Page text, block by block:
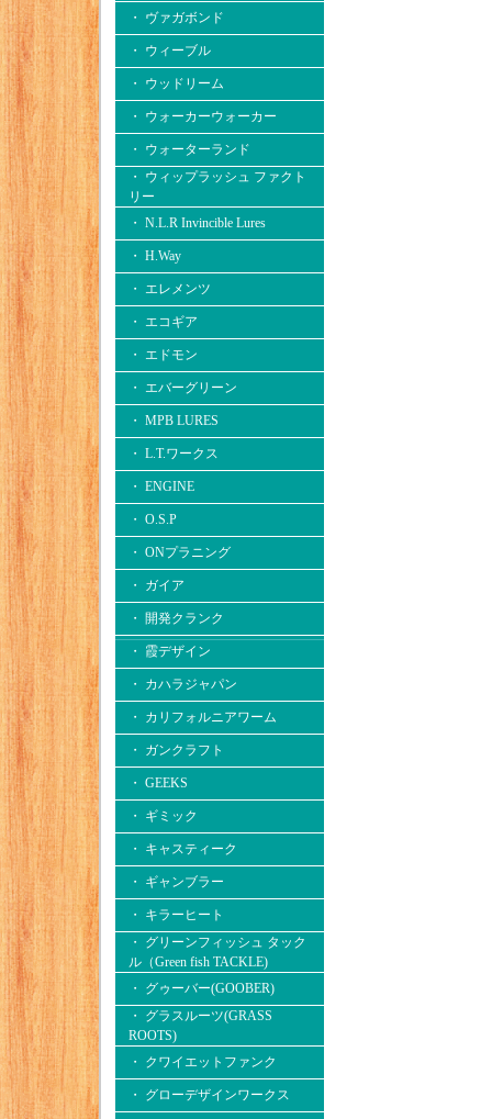
・ ヴァガボンド
・ ウィーブル
・ ウッドリーム
・ ウォーカーウォーカー
・ ウォーターランド
・ ウィップラッシュ ファクト
リー
・ N.L.R Invincible Lures
・ H.Way
・ エレメンツ
・ エコギア
・ エドモン
・ エバーグリーン
・ MPB LURES
・ L.T.ワークス
・ ENGINE
・ O.S.P
・ ONプラニング
・ ガイア
・ 開発クランク
・ 霞デザイン
・ カハラジャパン
・ カリフォルニアワーム
・ ガンクラフト
・ GEEKS
・ ギミック
・ キャスティーク
・ ギャンブラー
・ キラーヒート
・ グリーンフィッシュ タック
ル（Green fish TACKLE)
・ グゥーバー(GOOBER)
・ グラスルーツ(GRASS
ROOTS)
・ クワイエットファンク
・ グローデザインワークス